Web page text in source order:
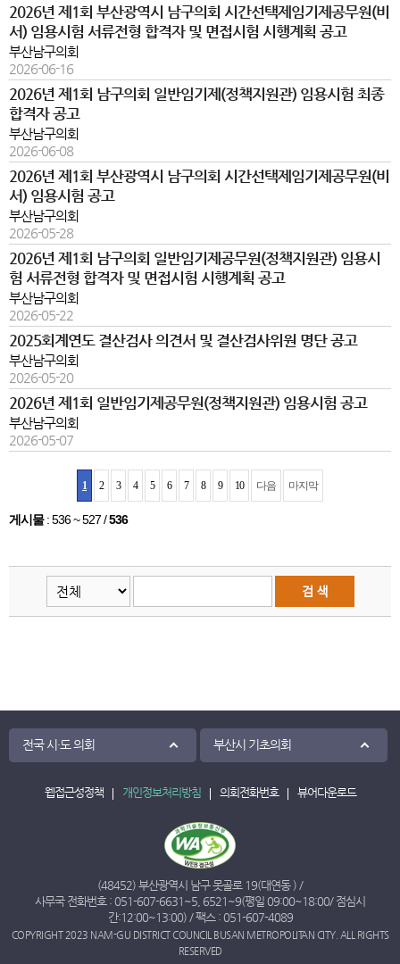
2026년 제1회 부산광역시 남구의회 시간선택제임기제공무원(비
서) 임용시험 서류전형 합격자 및 면접시험 시행계획 공고
부산남구의회
2026-06-16
2026년 제1회 남구의회 일반임기제(정책지원관) 임용시험 최종
합격자 공고
부산남구의회
2026-06-08
2026년 제1회 부산광역시 남구의회 시간선택제임기제공무원(비
서) 임용시험 공고
부산남구의회
2026-05-28
2026년 제1회 남구의회 일반임기제공무원(정책지원관) 임용시
험 서류전형 합격자 및 면접시험 시행계획 공고
부산남구의회
2026-05-22
2025회계연도 결산검사 의견서 및 결산검사위원 명단 공고
부산남구의회
2026-05-20
2026년 제1회 일반임기제공무원(정책지원관) 임용시험 공고
부산남구의회
2026-05-07
1 2 3 4 5 6 7 8 9 10 다음 마지막
게시물: 536 ~ 527 /536
전국 시·도 의회 부산시 기초의회
웹접근성정책 개인정보처리방침 의회전화번호 뷰어다운로드
(48452) 부산광역시 남구 못골로 19(대연동 ) /
사무국 전화번호 : 051-607-6631 ~5 6521 ~9(평일 09:00~18:00/ 점심시
간:12:00~13:00) / 팩스 : 051-607-4089
COPYRIGHT 2023 NAM-GU DISTRICT COUNCIL BUSAN METROPOLITAN CITY. ALL RIGHTS
RESERVED